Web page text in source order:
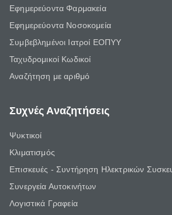
Εφημερεύοντα Φαρμακεία
Εφημερεύοντα Νοσοκομεία
Συμβεβλημένοι Ιατροί ΕΟΠΥΥ
Ταχυδρομικοί Κωδικοί
Αναζήτηση με αριθμό
Συχνές Αναζητήσεις
Ψυκτικοί
Κλιματισμός
Επισκευές - Συντήρηση Ηλεκτρικών
Συνεργεία Αυτοκινήτων
Λογιστικά Γραφεία